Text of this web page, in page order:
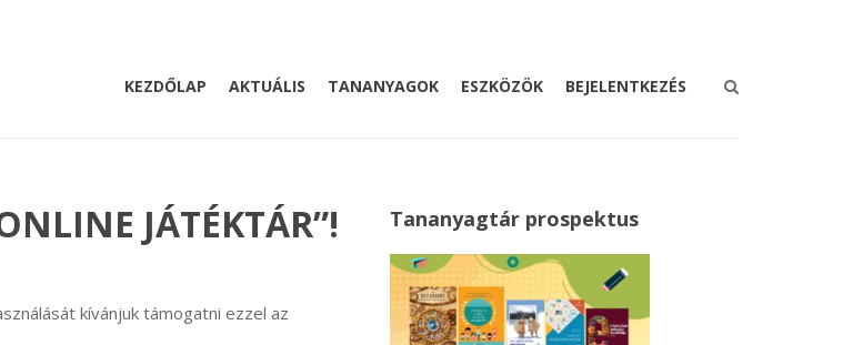
KEZDŐLAP AKTUÁLIS TANANYAGOK ESZKÖZÖK BEJELENTKEZÉS
JÁTÉKTÁR”!
kívánjuk támogatni ezzel az
Tananyagtár prospektus